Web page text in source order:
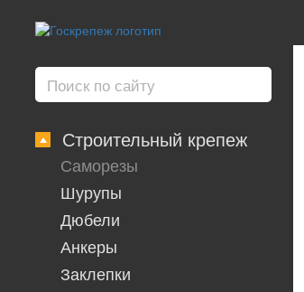
Строительный крепеж
Саморезы
Шурупы
Дюбели
Анкеры
Заклепки